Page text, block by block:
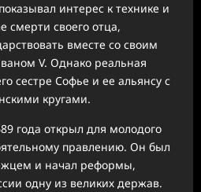
интерес к технике и
смерти своего отца,
вместе со своим
V. Однако реальная
сестре Софье и ее альянсу с
кругами.
года открыл для молодого
правлению. Он был
и начал реформы,
одну из великих держав.